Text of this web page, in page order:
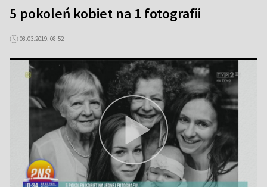
5 pokoleń kobiet na 1 fotografii
08.03.2019, 08:52